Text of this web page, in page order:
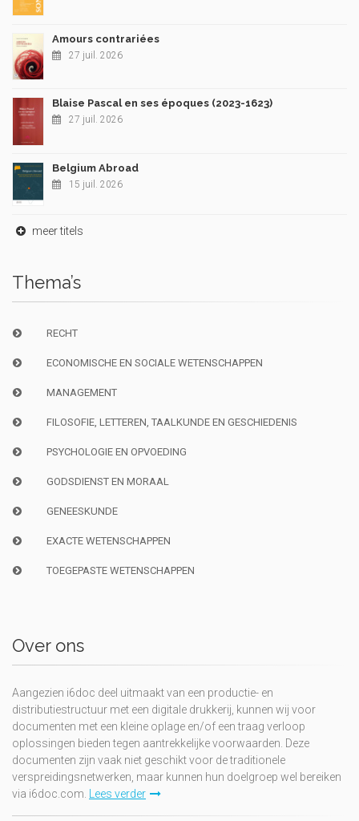
Amours contrariées
27 juil. 2026
Blaise Pascal en ses époques (2023-1623)
27 juil. 2026
Belgium Abroad
15 juil. 2026
meer titels
Thema’s
RECHT
ECONOMISCHE EN SOCIALE WETENSCHAPPEN
MANAGEMENT
FILOSOFIE, LETTEREN, TAALKUNDE EN GESCHIEDENIS
PSYCHOLOGIE EN OPVOEDING
GODSDIENST EN MORAAL
GENEESKUNDE
EXACTE WETENSCHAPPEN
TOEGEPASTE WETENSCHAPPEN
Over ons
Aangezien i6doc deel uitmaakt van een productie- en
distributiestructuur met een digitale drukkerij, kunnen wij voor
documenten met een kleine oplage en/of een traag verloop
oplossingen bieden tegen aantrekkelijke voorwaarden. Deze
documenten zijn vaak niet geschikt voor de traditionele
verspreidingsnetwerken, maar kunnen hun doelgroep wel bereiken
via i6doc.com. Lees verder